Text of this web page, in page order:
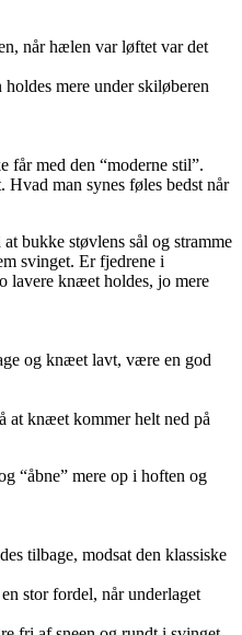
når hælen var løftet var det
mere under skiløberen
får med den “moderne stil”.
man synes føles bedst når
bukke støvlens sål og stramme
svinget. Er fjedrene i
lavere knæet holdes, jo mere
og knæet lavt, være en god
at knæet kommer helt ned på
“åbne” mere op i hoften og
tilbage, modsat den klassiske
stor fordel, når underlaget